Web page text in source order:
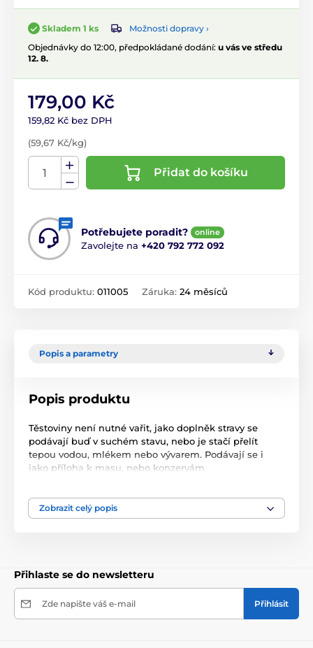
Skladem 1 ks
Možnosti dopravy ›
Objednávky do 12:00, předpokládané dodání: u vás ve středu
12. 8.
179,00 Kč
159,82 Kč bez DPH
(59,67 Kč/kg)
Přidat do košíku
Potřebujete poradit? online
Zavolejte na +420 792 772 092
Kód produktu: 011005 Záruka: 24 měsíců
Popis a parametry
Popis produktu
Těstoviny není nutné vařit, jako doplněk stravy se
podávají buď v suchém stavu, nebo je stačí přelít
tepou vodou, mlékem nebo vývarem. Podávají se i
jako příloha k masu, nebo konzervám.
podle potřeby, případně chuti psa.
Deklarované jakostní znaky: hrubý protein 11,0%, hrubý
tuk 2,5%, hrubý popel 2,6%, hrubá vláknina 2,7%.
balení 3 kg
Zobrazit celý popis
Přihlaste se do newsletteru
Zde napište váš e-mail Přihlásit